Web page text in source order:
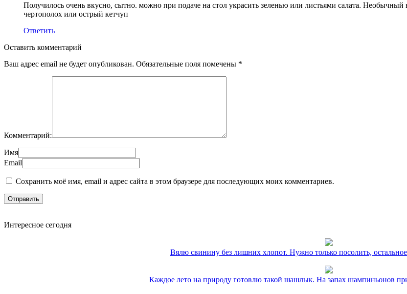
Получилось очень вкусно, сытно. можно при подаче на стол украсить зеленью или листьями салата. Необычный
чертополох или острый кетчуп
Ответить
Оставить комментарий
Ваш адрес email не будет опубликован. Обязательные поля помечены *
Комментарий:
Имя
Email
Сохранить моё имя, email и адрес сайта в этом браузере для последующих моих комментариев.
Интересное сегодня
Вялю свинину без лишних хлопот. Нужно только посолить,
Каждое лето на природу готовлю такой шашлык. На запах шампиньонов